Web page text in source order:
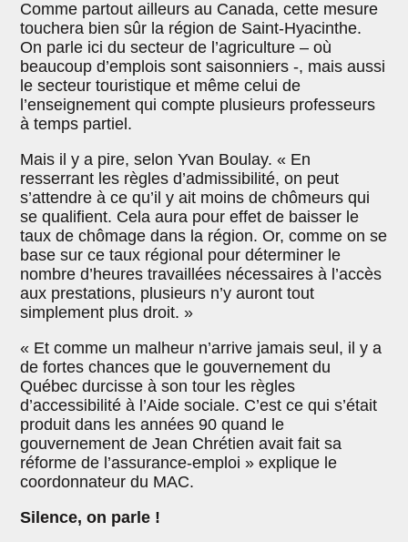
Comme partout ailleurs au Canada, cette mesure
touchera bien sûr la région de Saint-Hyacinthe.
On parle ici du secteur de l’agriculture – où
beaucoup d’emplois sont saisonniers -, mais aussi
le secteur touristique et même celui de
l’enseignement qui compte plusieurs professeurs
à temps partiel.
Mais il y a pire, selon Yvan Boulay. « En
resserrant les règles d’admissibilité, on peut
s’attendre à ce qu’il y ait moins de chômeurs qui
se qualifient. Cela aura pour effet de baisser le
taux de chômage dans la région. Or, comme on se
base sur ce taux régional pour déterminer le
nombre d’heures travaillées nécessaires à l’accès
aux prestations, plusieurs n’y auront tout
simplement plus droit. »
« Et comme un malheur n’arrive jamais seul, il y a
de fortes chances que le gouvernement du
Québec durcisse à son tour les règles
d’accessibilité à l’Aide sociale. C’est ce qui s’était
produit dans les années 90 quand le
gouvernement de Jean Chrétien avait fait sa
réforme de l’assurance-emploi » explique le
coordonnateur du MAC.
Silence, on parle !